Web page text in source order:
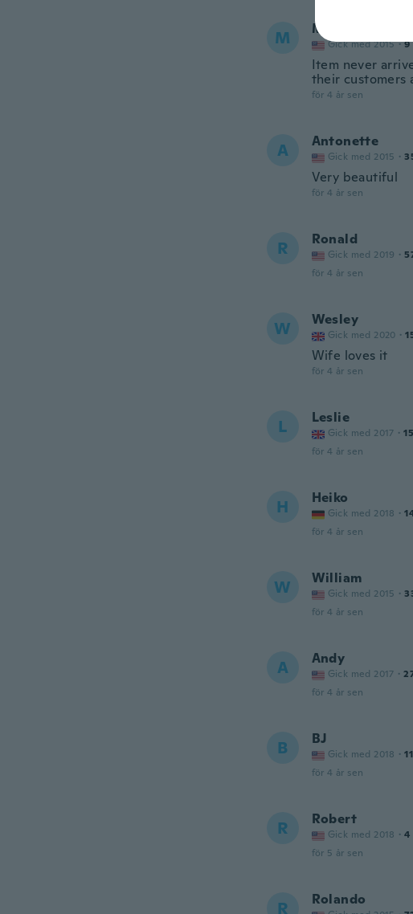
M Michael
Gick med 2015 · 9
Item never
their customers
för 4 år sen
A Antonette
Gick med 2015 ·
Very beautiful
för 4 år sen
R Ronald
Gick med 2019 ·
för 4 år sen
W Wesley
Gick med 2020 ·
Wife loves it
för 4 år sen
L Leslie
Gick med 2017 ·
för 4 år sen
H Heiko
Gick med 2018 ·
för 4 år sen
W William
Gick med 2015 ·
för 4 år sen
A Andy
Gick med 2017 ·
för 4 år sen
B BJ
Gick med 2018 ·
för 4 år sen
R Robert
Gick med 2018 · 4
för 5 år sen
R Rolando